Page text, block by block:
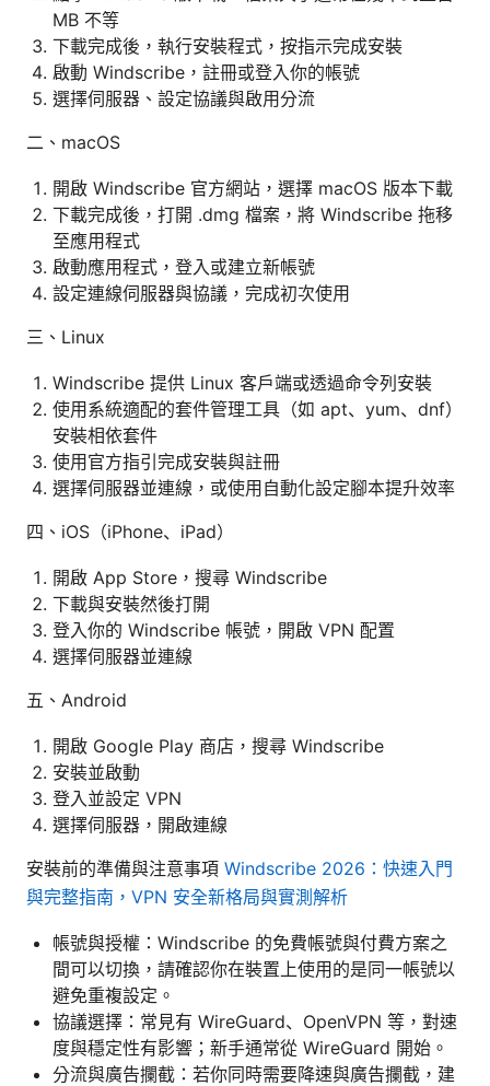
MB 不等
下載完成後，執行安裝程式，按指示完成安裝
啟動 Windscribe，註冊或登入你的帳號
選擇伺服器、設定協議與啟用分流
二、macOS
開啟 Windscribe 官方網站，選擇 macOS 版本下載
下載完成後，打開 .dmg 檔案，將 Windscribe 拖移
至應用程式
啟動應用程式，登入或建立新帳號
設定連線伺服器與協議，完成初次使用
三、Linux
Windscribe 提供 Linux 客戶端或透過命令列安裝
使用系統適配的套件管理工具（如 apt、yum、dnf）
安裝相依套件
使用官方指引完成安裝與註冊
選擇伺服器並連線，或使用自動化設定腳本提升效率
四、iOS（iPhone、iPad）
開啟 App Store，搜尋 Windscribe
下載與安裝然後打開
登入你的 Windscribe 帳號，開啟 VPN 配置
選擇伺服器並連線
五、Android
開啟 Google Play 商店，搜尋 Windscribe
安裝並啟動
登入並設定 VPN
選擇伺服器，開啟連線
安裝前的準備與注意事項 Windscribe 2026：快速入門
與完整指南，VPN 安全新格局與實測解析
帳號與授權：Windscribe 的免費帳號與付費方案之
間可以切換，請確認你在裝置上使用的是同一帳號以
避免重複設定。
協議選擇：常見有 WireGuard、OpenVPN 等，對速
度與穩定性有影響；新手通常從 WireGuard 開始。
分流與廣告攔截：若你同時需要降速與廣告攔截，建